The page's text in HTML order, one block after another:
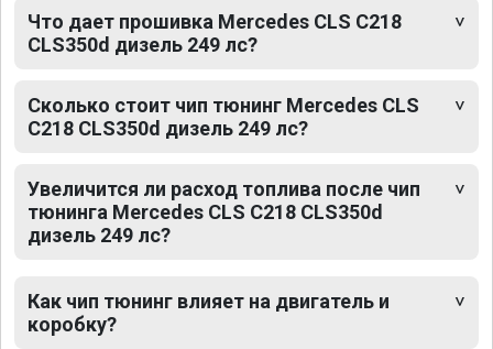
Что дает прошивка Mercedes CLS C218
CLS350d дизель 249 лс?
Сколько стоит чип тюнинг Mercedes CLS
C218 CLS350d дизель 249 лс?
Увеличится ли расход топлива после чип
тюнинга Mercedes CLS C218 CLS350d
дизель 249 лс?
Как чип тюнинг влияет на двигатель и
коробку?